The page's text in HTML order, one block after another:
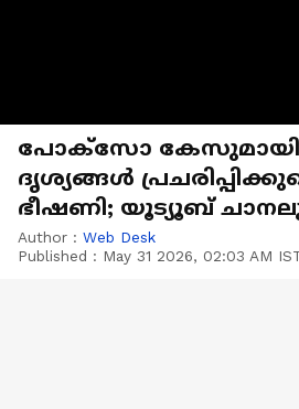
പോക്സോ കേസുമായി
ദൃശ്യങ്ങൾ
ഭീഷണി; യൂട്യൂബ്
പിടിയിൽ
Author : Web Desk
Published : May 31 2026, 02:03 AM